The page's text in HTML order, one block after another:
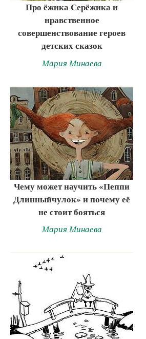
Про ёжика Серёжика и
нравственное
совершенствование героев
детских сказок
Мария Минаева
Чему может научить «Пеппи
Длинныйчулок» и почему её
не стоит бояться
Мария Минаева